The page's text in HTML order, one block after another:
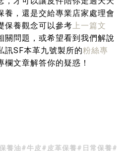
養，還是交給專業店家處理會
保養觀念可以參考上一篇文
關問題，或希望看到我們解說
訊SF本革九號製所的粉絲專
欄文章解答你的疑惑！
養油#牛皮#皮革保養#日常保養#